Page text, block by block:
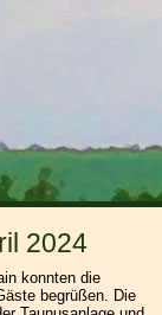
2024
konnten die
begrüßen. Die